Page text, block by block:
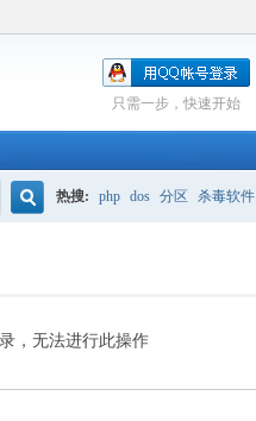
只需一步，快速开始
索
热搜: php dos 分区 杀毒软件
，无法进行此操作